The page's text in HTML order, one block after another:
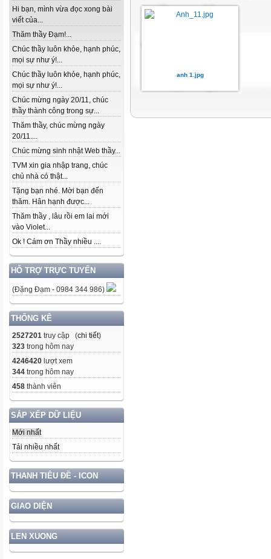
Hi bạn, mình vừa đọc xong bài
viết của...
Thăm thầy Đạm!...
Chúc thầy luôn khỏe, hạnh phúc,
mọi sự như ý!...
Chúc thầy luôn khỏe, hạnh phúc,
mọi sự như ý!...
Chúc mừng ngày 20/11, chúc
thầy thành công trong sự...
Thăm thầy, chúc mừng ngày
20/11....
Chúc mừng sinh nhật Web thầy...
TVM xin gia nhập trang, chúc
chủ nhà có thật...
Tặng bạn nhé. Mời bạn đến
thăm. Hân hạnh được...
Thăm thầy , lâu rồi em lai mới
vào Violet...
Ok ! Cám ơn Thầy nhiều ....
HỖ TRỢ TRỰC TUYẾN
(Đặng Đạm - 0984 344 986)
THỐNG KÊ
2527201 truy cập (chi tiết)
323 trong hôm nay
4246420 lượt xem
344 trong hôm nay
458 thành viên
SẮP XẾP DỮ LIỆU
Mới nhất
Tải nhiều nhất
THANH TIÊU ĐỀ - ICON
GIAO DIỆN
LEN XUONG
anh 1.jpg